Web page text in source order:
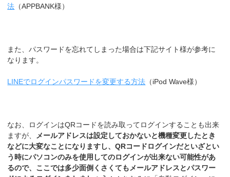
法 （APPBANK様）
また、パスワードを忘れてしまった場合は下記サイト様が参考に
なります。
LINEでログインパスワードを変更する方法 （iPod Wave様）
なお、ログインはQRコードを読み取ってログインすることも出来
ますが、
メールアドレスは設定しておかないと機種変更したとき
などに大変なことになりますし、QRコードログインだといざとい
う時にパソコンのみを使用してのログインが出来ない可能性があ
るので、ここでは多少面倒くさくてもメールアドレスとパスワー